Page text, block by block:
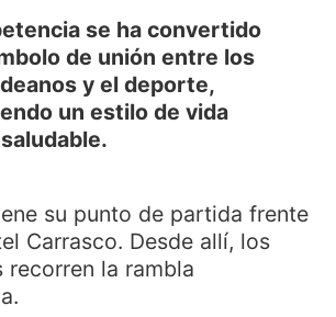
se ha convertido
de unión entre los
y el deporte,
un estilo de vida
su punto de partida frente
Carrasco. Desde allí, los
recorren la rambla